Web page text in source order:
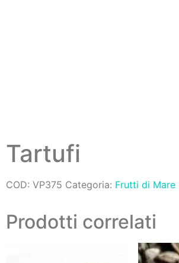
Tartufi
COD: VP375 Categoria: Frutti di Mare
Prodotti correlati